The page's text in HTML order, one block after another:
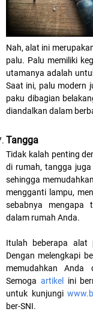
Nah, alat ini
palu. Palu memiliki
utamanya adalah
Saat ini, palu modern
paku dibagian
diandalkan dalam
Tangga
Tidak kalah penting
di rumah, tangga
sehingga
mengganti lampu,
sebabnya mengapa
dalam rumah Anda.
Itulah beberapa
Dengan melengkapi
memudahkan Anda
Semoga artikel
ini
untuk kunjungi
ber-SNI.